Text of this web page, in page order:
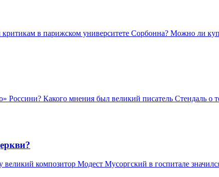
в парижском университете Сорбонна? Можно ли
Какого мнения был великий писатель Стендаль о
великий композитор Модест Мусоргский в госпитале